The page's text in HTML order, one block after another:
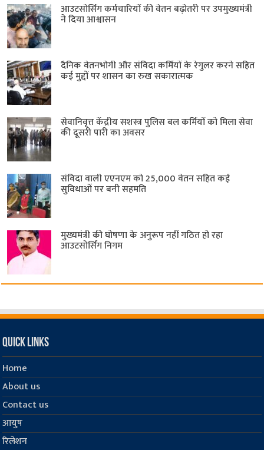
आउटसोर्सिंग कर्मचारियों की वेतन बढ़ोतरी पर उपमुख्यमंत्री
ने दिया आश्वासन
दैनिक वेतनभोगी और संविदा कर्मियों के रेगुलर करने सहित
कई मुद्दों पर शासन का रुख सकारात्मक
सेवानिवृत्त केंद्रीय सशस्त्र पुलिस बल ​कर्मियों को मिला सेवा
की दूसरी पारी का अवसर
संविदा वाली एएनएम को 25,000 वेतन सहित कई
सुविधाओं पर बनी सहमति
मुख्यमंत्री की घोषणा के अनुरूप नहीं गठित हो रहा
आउटसोर्सिंग निगम
Quick Links
Home
About us
Contact us
आयुष
रिलेशन